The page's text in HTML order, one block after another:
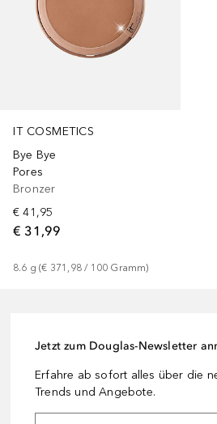
IT COSMETICS
Bye Bye
Pores
Bronzer
€ 41,95
€ 31,99
8.6 g (€ 371,98 / 100 Gramm)
Jetzt zum Douglas-Newsletter
Erfahre ab sofort alles über die
Trends und Angebote.